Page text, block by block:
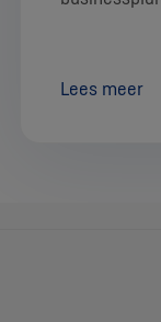
Lees meer